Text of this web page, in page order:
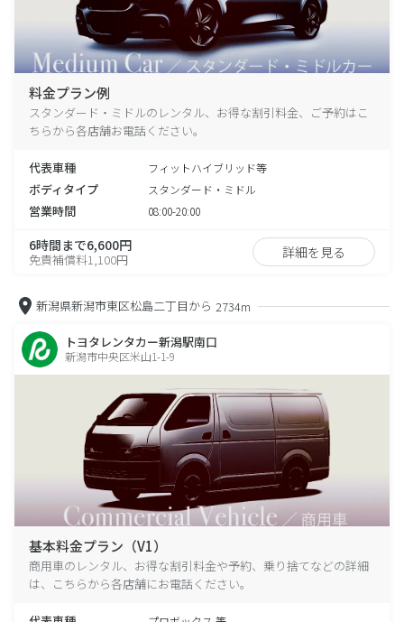
料金プラン例
スタンダード・ミドルのレンタル、お得な割引料金、ご予約はこ
ちらから各店舗お電話ください。
代表車種 フィットハイブリッド等
ボディタイプ スタンダード・ミドル
営業時間 08:00-20:00
6時間まで6,600円
免責補償料1,100円 詳細を見る
新潟県新潟市東区松島二丁目から 2734m
トヨタレンタカー新潟駅南口
新潟市中央区米山1-1-9
基本料金プラン（V1）
商用車のレンタル、お得な割引料金や予約、乗り捨てなどの詳細
は、こちらから各店舗にお電話ください。